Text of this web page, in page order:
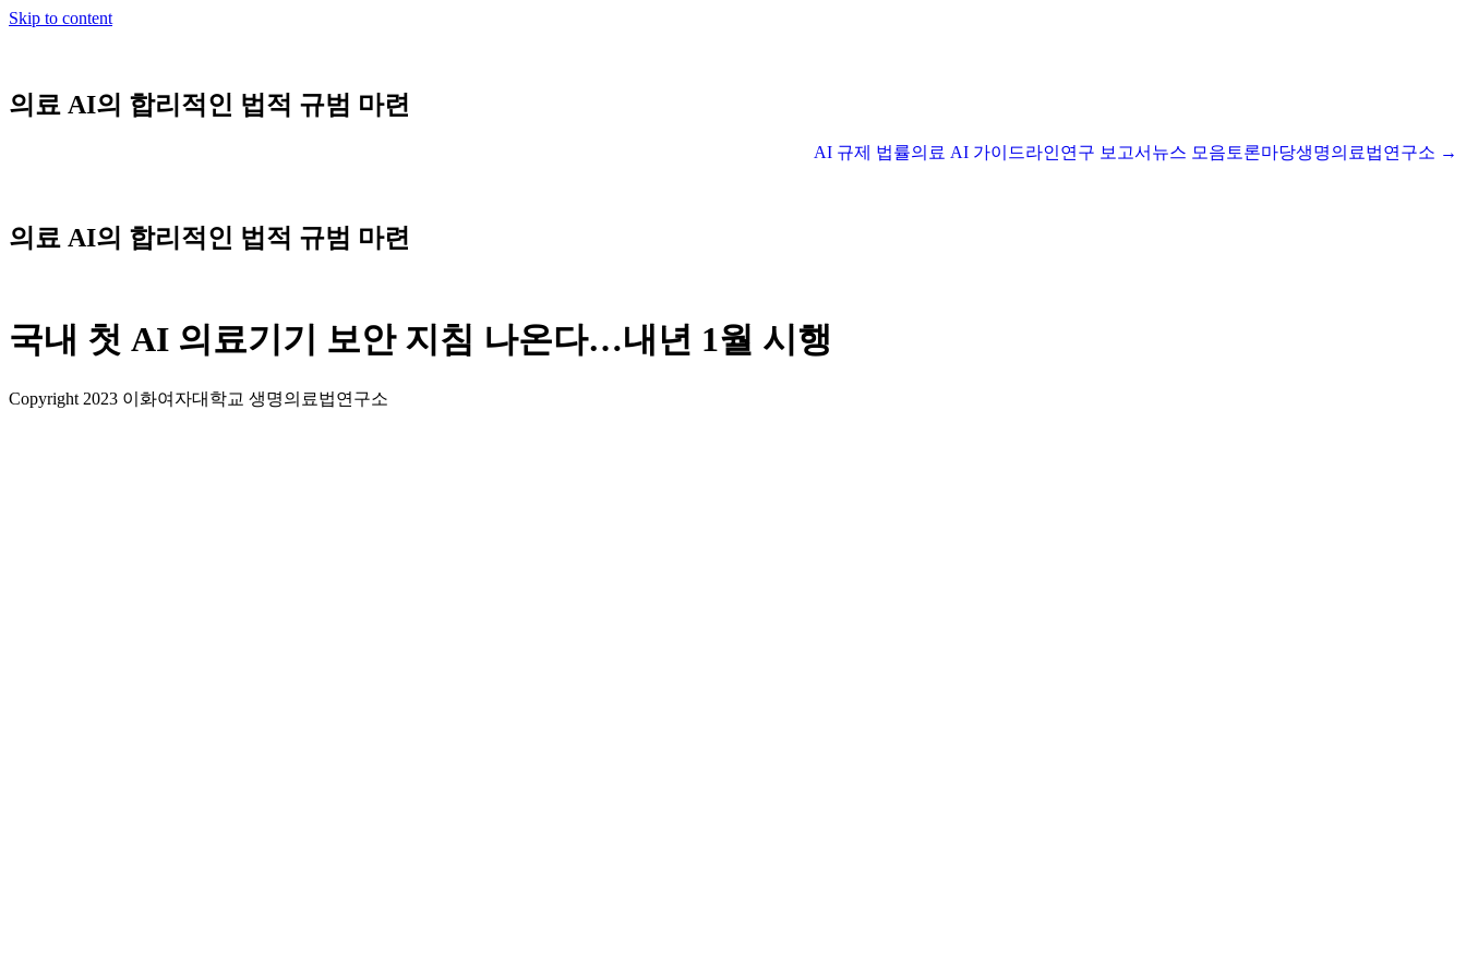
Skip to content
의료 AI의 합리적인 법적 규범 마련
AI 규제 법률의료 AI 가이드라인연구 보고서 뉴스 모음 토론마당생명의료법연구소 →
의료 AI의 합리적인 법적 규범 마련
국내 첫 AI 의료기기 보안 지침 나온다…내년 1월 시행
Copyright 2023 이화여자대학교 생명의료법연구소